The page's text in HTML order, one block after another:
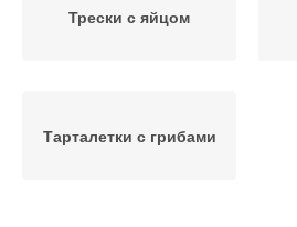
Трески с яйцом
Тарталетки с грибами